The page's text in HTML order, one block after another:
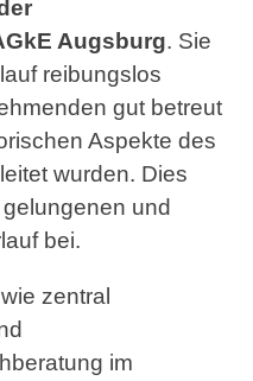
Augsburg. Sie
reibungslos
gut betreut
Aspekte des
wurden. Dies
und
bei.
zentral
im